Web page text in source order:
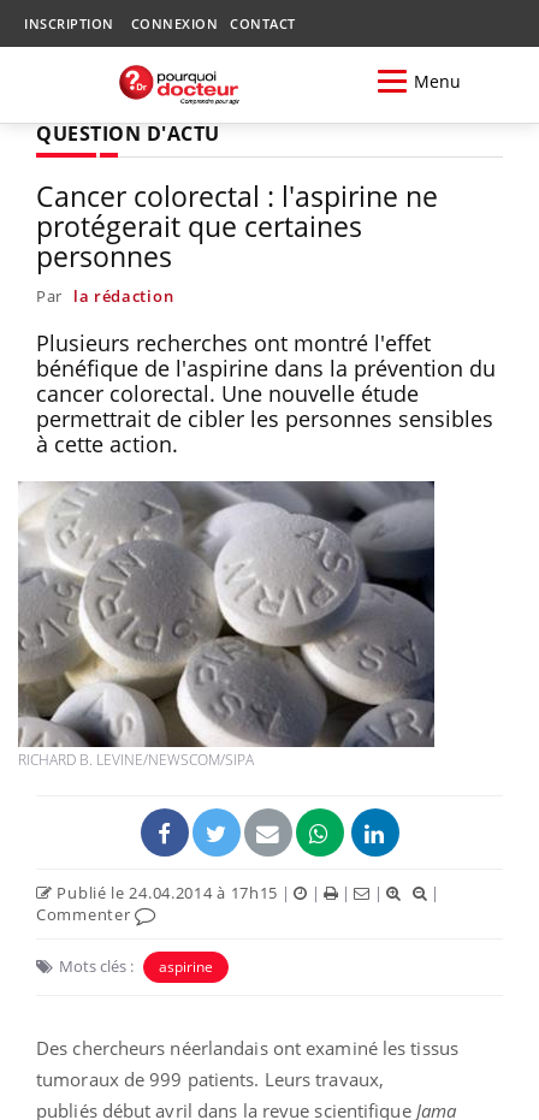
INSCRIPTION CONNEXION CONTACT
Menu
QUESTION D'ACTU
Cancer colorectal : l'aspirine ne
protégerait que certaines
personnes
Par la rédaction
Plusieurs recherches ont montré l'effet
bénéfique de l'aspirine dans la prévention du
cancer colorectal. Une nouvelle étude
permettrait de cibler les personnes sensibles
à cette action.
RICHARD B. LEVINE/NEWSCOM/SIPA
Publié le 24.04.2014 à 17h15 | | | |
|
Commenter
Mots clés : aspirine
Des chercheurs néerlandais ont examiné les tissus
tumoraux de 999 patients. Leurs travaux,
publiés début avril dans la revue scientifique Jama